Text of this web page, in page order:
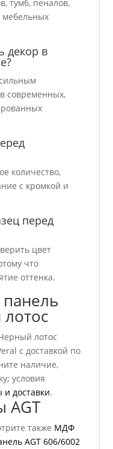
тумб, пеналов,
мебельных
декор в
современных,
количество,
с кромкой и
перед
цвет
что
оттенка.
лотос
с доставкой по
наличие,
условия
и доставки.
AGT
также МДФ
AGT 606/6002